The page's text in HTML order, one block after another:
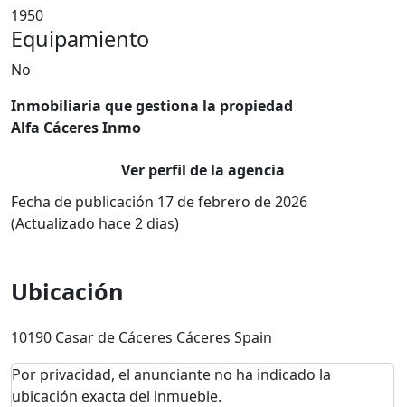
1950
Equipamiento
No
Inmobiliaria que gestiona la propiedad
Alfa Cáceres Inmo
Ver perfil de la agencia
Fecha de publicación 17 de febrero de 2026
(Actualizado hace 2 dias)
Ubicación
10190 Casar de Cáceres Cáceres Spain
Por privacidad, el anunciante no ha indicado la
ubicación exacta del inmueble.